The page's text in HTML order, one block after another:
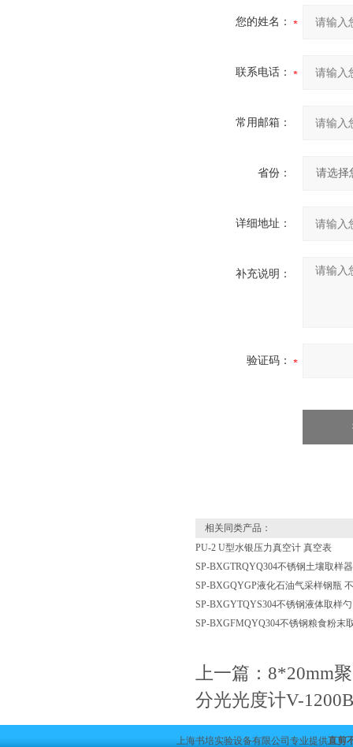
您的姓名：
联系电话：
常用邮箱：
省份：
详细地址：
补充说明：
验证码：
相关同类产品：
PU-2 U型水银压力真空计 真空表
SP-BXGTRQYQ304不锈钢土壤取样
SP-BXGQYGP液化石油气采样钢瓶
SP-BXGYTQYS304不锈钢液体取样勺
SP-BXGFMQYQ304不锈钢粮食粉末
上一篇： 8*20mm
分光光度计V-1200B
上海书培实验设备有限公司专业提供直剪